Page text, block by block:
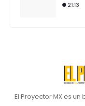
21:13
El Proyector MX es